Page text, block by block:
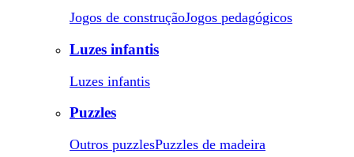
Jogos de construçãoJogos pedagógicos
Luzes infantis
Luzes infantis
Puzzles
Outros puzzlesPuzzles de madeira